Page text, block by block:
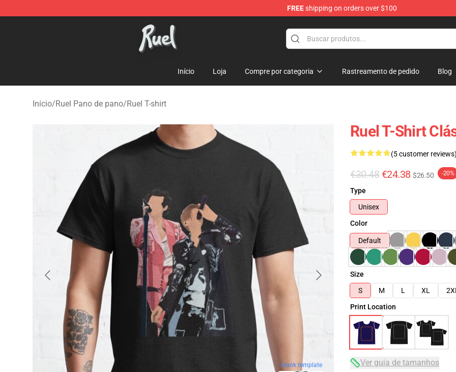
FREEshipping on orders over $100
Ruel Store - Official Ruel Merchandise Shop
Início Loja Compre por categoria Rastreamento de pedido Blog
Início/Ruel Pano de pano/Ruel T-shirt
blank template
Ruel T-Shirt
(5 customer reviews)
€30.48 €24.38 $26.50 -20%
Type
Unisex
Color
Default
Size
S
M L XL 2XL
Print Location
Ver guia de tamanhos